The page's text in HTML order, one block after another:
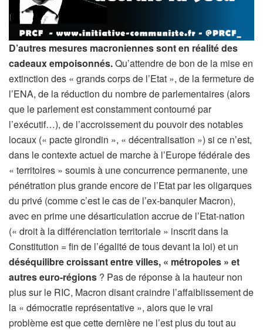
D’autres mesures macroniennes sont en réalité des
cadeaux empoisonnés.Qu’attendre de bon de la mise en
extinction des « grands corps de l’Etat », de la fermeture de
l’ENA, de la réduction du nombre de parlementaires (alors
que le parlement est constamment contourné par
l’exécutif…), de l’accroissement du pouvoir des notables
locaux (« pacte girondin », « décentralisation ») si ce n’est,
dans le contexte actuel de marche à l’Europe fédérale des
« territoires » soumis à une concurrence permanente, une
pénétration plus grande encore de l’Etat par les oligarques
du privé (comme c’est le cas de l’ex-banquier Macron),
avec en prime une désarticulation accrue de l’Etat-nation
(« droit à la différenciation territoriale » inscrit dans la
Constitution = fin de l’égalité de tous devant la loi) et un
déséquilibre croissant entre villes, « métropoles » et
autres euro-régions ? Pas de réponse à la hauteur non
plus sur le RIC, Macron disant craindre l’affaiblissement de
la « démocratie représentative », alors que le vrai
problème est que cette dernière ne l’est plus du tout au